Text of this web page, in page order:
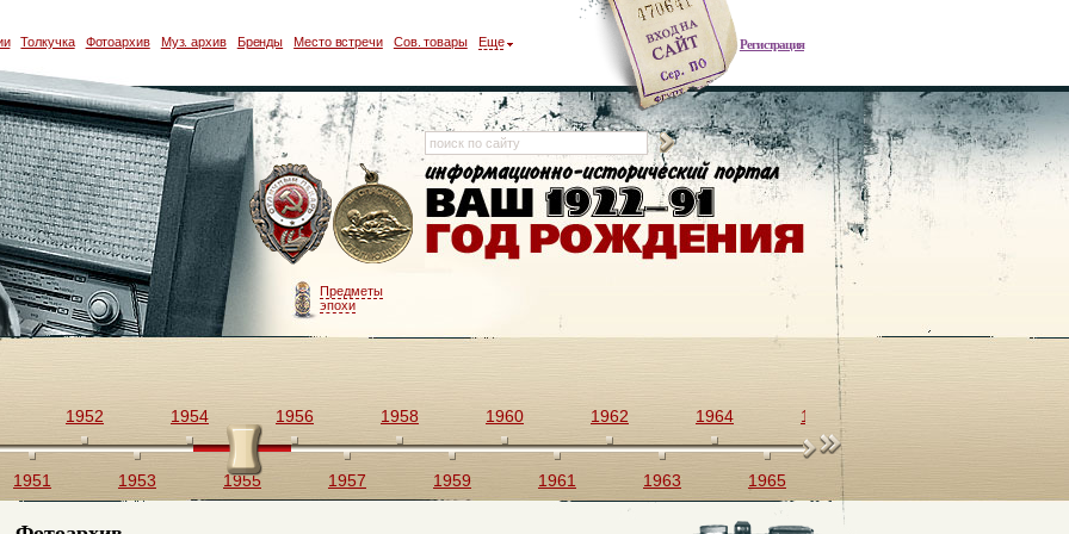
Регистрация
Толкучка Фотоархив Муз. архив Бренды Место встречи Сов. товары Еще
Предметы
эпохи
1951
1952
1953
1954
1955
1956
1957
1958
1959
1960
1961
1962
1963
1964
1965
1966